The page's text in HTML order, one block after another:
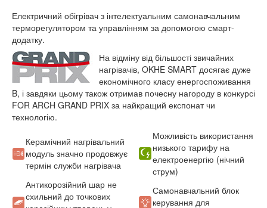
Електричний обігрівач з інтелектуальним самонавчальним
терморегулятором та управлінням за допомогою смарт-
додатку.
На відміну від більшості звичайних
нагрівачів, OKHE SMART досягає дуже
економічного класу енергоспоживання
B, і завдяки цьому також отримав почесну нагороду в конкурсі
FOR ARCH GRAND PRIX за найкращий експонат чи
технологію.
Керамічний нагрівальний
модуль значно продовжує
термін служби нагрівача
Можливість використання
низького тарифу на
електроенергію (нічний
струм)
Антикорозійний шар не
схильний до точкових
Самонавчальний блок
керування для